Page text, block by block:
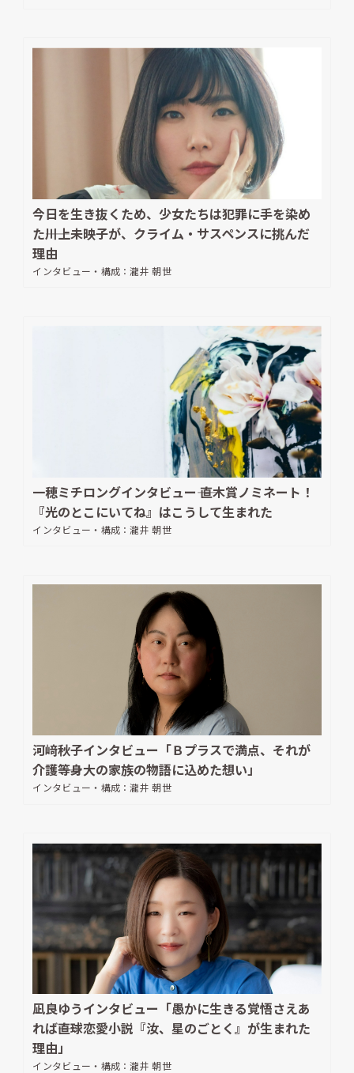
今日を生き抜くため、少女たちは犯罪に手を染め
た――川上未映子が、クライム・サスペンスに挑んだ
理由
インタビュー・構成：瀧井 朝世
一穂ミチロングインタビュー―― 直木賞ノミネート！
『光のとこにいてね』はこうして生まれた
インタビュー・構成：瀧井 朝世
河﨑秋子インタビュー「Ｂプラスで満点、それが
介護――等身大の家族の物語に込めた想い」
インタビュー・構成：瀧井 朝世
凪良ゆうインタビュー「愚かに生きる覚悟さえあ
れば――直球恋愛小説『汝、星のごとく』が生まれた
理由」
インタビュー・構成：瀧井 朝世